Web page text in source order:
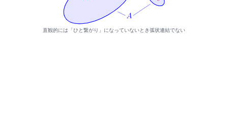
直観的には「ひと繋がり」になっていないとき弧状連結でない